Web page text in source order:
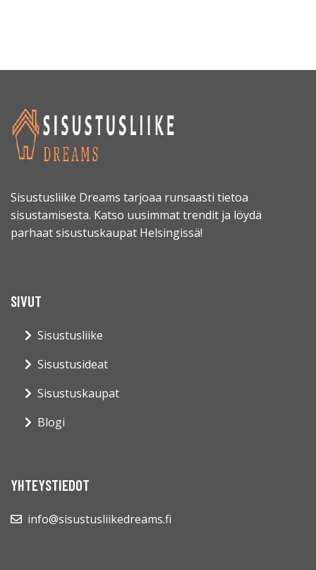
Sisustusliike Dreams tarjoaa runsaasti tietoa
sisustamisesta. Katso uusimmat trendit ja löydä
parhaat sisustuskaupat Helsingissä!
SIVUT
Sisustusliike
Sisustusideat
Sisustuskaupat
Blogi
YHTEYSTIEDOT
info@sisustusliikedreams.fi